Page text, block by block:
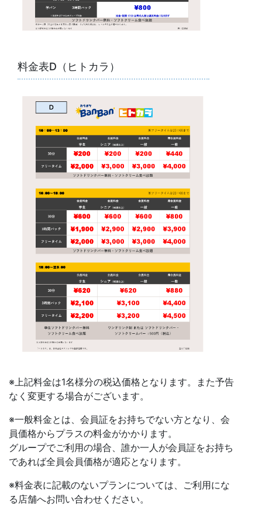
料金表D（ヒトカラ）
※上記料金は1名様分の税込価格となります。また予告
なく変更する場合がございます。
※一般料金とは、会員証をお持ちでない方となり、会
員価格からプラスの料金がかかります。
グループでご利用の場合、誰か一人が会員証をお持ち
であれば全員会員価格が適応となります。
※料金表に記載のないプランについては、ご利用にな
る店舗へお問い合わせください。